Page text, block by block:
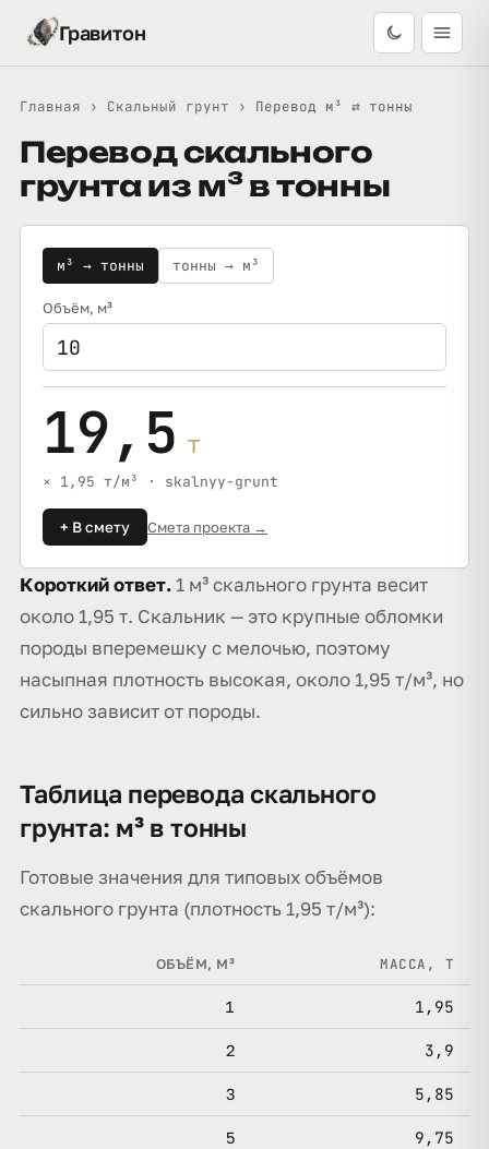
Гравитон
Главная › Скальный грунт › Перевод м³ ⇄ тонны
Перевод скального
грунта из м³ в тонны
м³ → тонны тонны → м³
Объём, м³
19,5 т
× 1,95 т/м³ · skalnyy-grunt
+ В смету Смета проекта →
Короткий ответ. 1 м³ скального грунта весит
около 1,95 т. Скальник — это крупные обломки
породы вперемешку с мелочью, поэтому
насыпная плотность высокая, около 1,95 т/м³, но
сильно зависит от породы.
Таблица перевода скального
грунта: м³ в тонны
Готовые значения для типовых объёмов
скального грунта (плотность 1,95 т/м³):
ОБЪЁМ, М³ МАССА, Т
1 1,95
2 3,9
3 5,85
5 9,75